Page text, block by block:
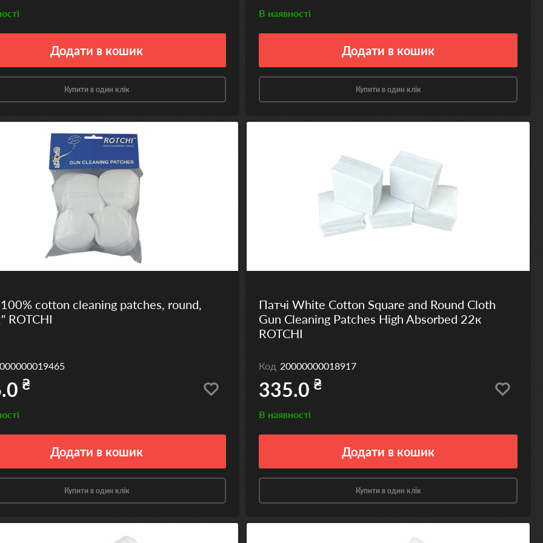
Додати в кошик
Купити в один клік
В наявності
Додати в кошик
Купити в один клік
100% cotton cleaning patches, round,
ROTCHI
₴
Додати в кошик
Купити в один клік
Патчі White Cotton Square and Round Cloth
Gun Cleaning Patches High Absorbed 22к
ROTCHI
Код 20000000018917
335.0 ₴
В наявності
Додати в кошик
Купити в один клік